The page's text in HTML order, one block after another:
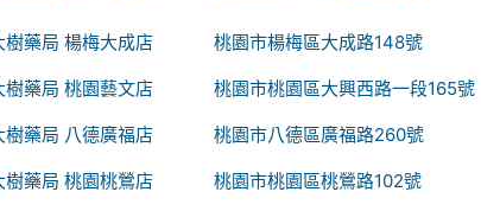
樹藥局 楊梅大成店 桃園市楊梅區大成路148號
樹藥局 桃園藝文店 桃園市桃園區大興西路一段165號
樹藥局 八德廣福店 桃園市八德區廣福路260號
樹藥局 桃園桃鶯店 桃園市桃園區桃鶯路102號